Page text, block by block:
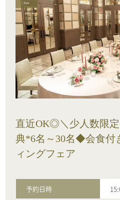
Sun
直近OK◎＼少人数限
典*6名～30名◆会食付
ィングフェア
予約日時